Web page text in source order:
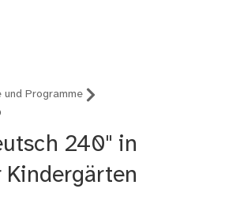
und Programme
240" in
Kindergärten